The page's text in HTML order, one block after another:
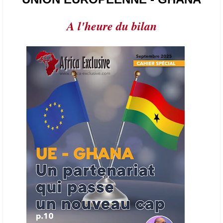
l’année.
AFRIQUE - PETROLE
en place une plateforme numérique destinée à donner la priorité aux
entreprises du continent dans les marchés du secteur énergétique.
Cet outil permettra de recenser les entreprises africaines opérant dans
la chaîne de valeur énergétique et de publier des appels d’offres
ouverts en priorité aux sociétés du continent. Le projet est en phase
finale de développement et devrait aboutir, d’ici fin 2026 ou début
2027, à un bulletin africain des appels d’offres dans le secteur de
l’énergie.
06/06/26 AFRICA FINANCE CORPORATION
Cette semaine, Africa Finance Corporation (AFC) a annoncé avoir
bouclé un prêt syndiqué de 2 milliards de dollars, la plus importante
levée de son histoire. Initialement calibrée à 1,6 milliard, l'opération a
été relevée de 400 millions face à l'afflux des souscriptions de
banques internationales. Plus du tiers des fonds proviennent
d'institutions financières asiatiques, à parts égales avec l'Europe.
L'Asie-Pacifique et l'Europe pèsent chacune 35 % du tour de table,
A l'heure du bilan